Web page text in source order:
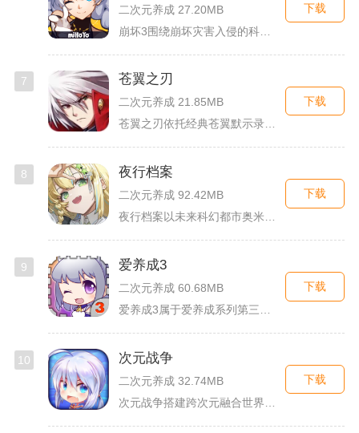
二次元养成 27.20MB
下载
7 苍翼之刃
二次元养成 21.85MB
苍翼之刃依托经典苍翼默示录IP打造横版指尖格斗手游，完整收录...
下载
8 夜行档案
二次元养成 92.42MB
下载
9 爱养成3
二次元养成 60.68MB
下载
10 次元战争
二次元养成 32.74MB
下载